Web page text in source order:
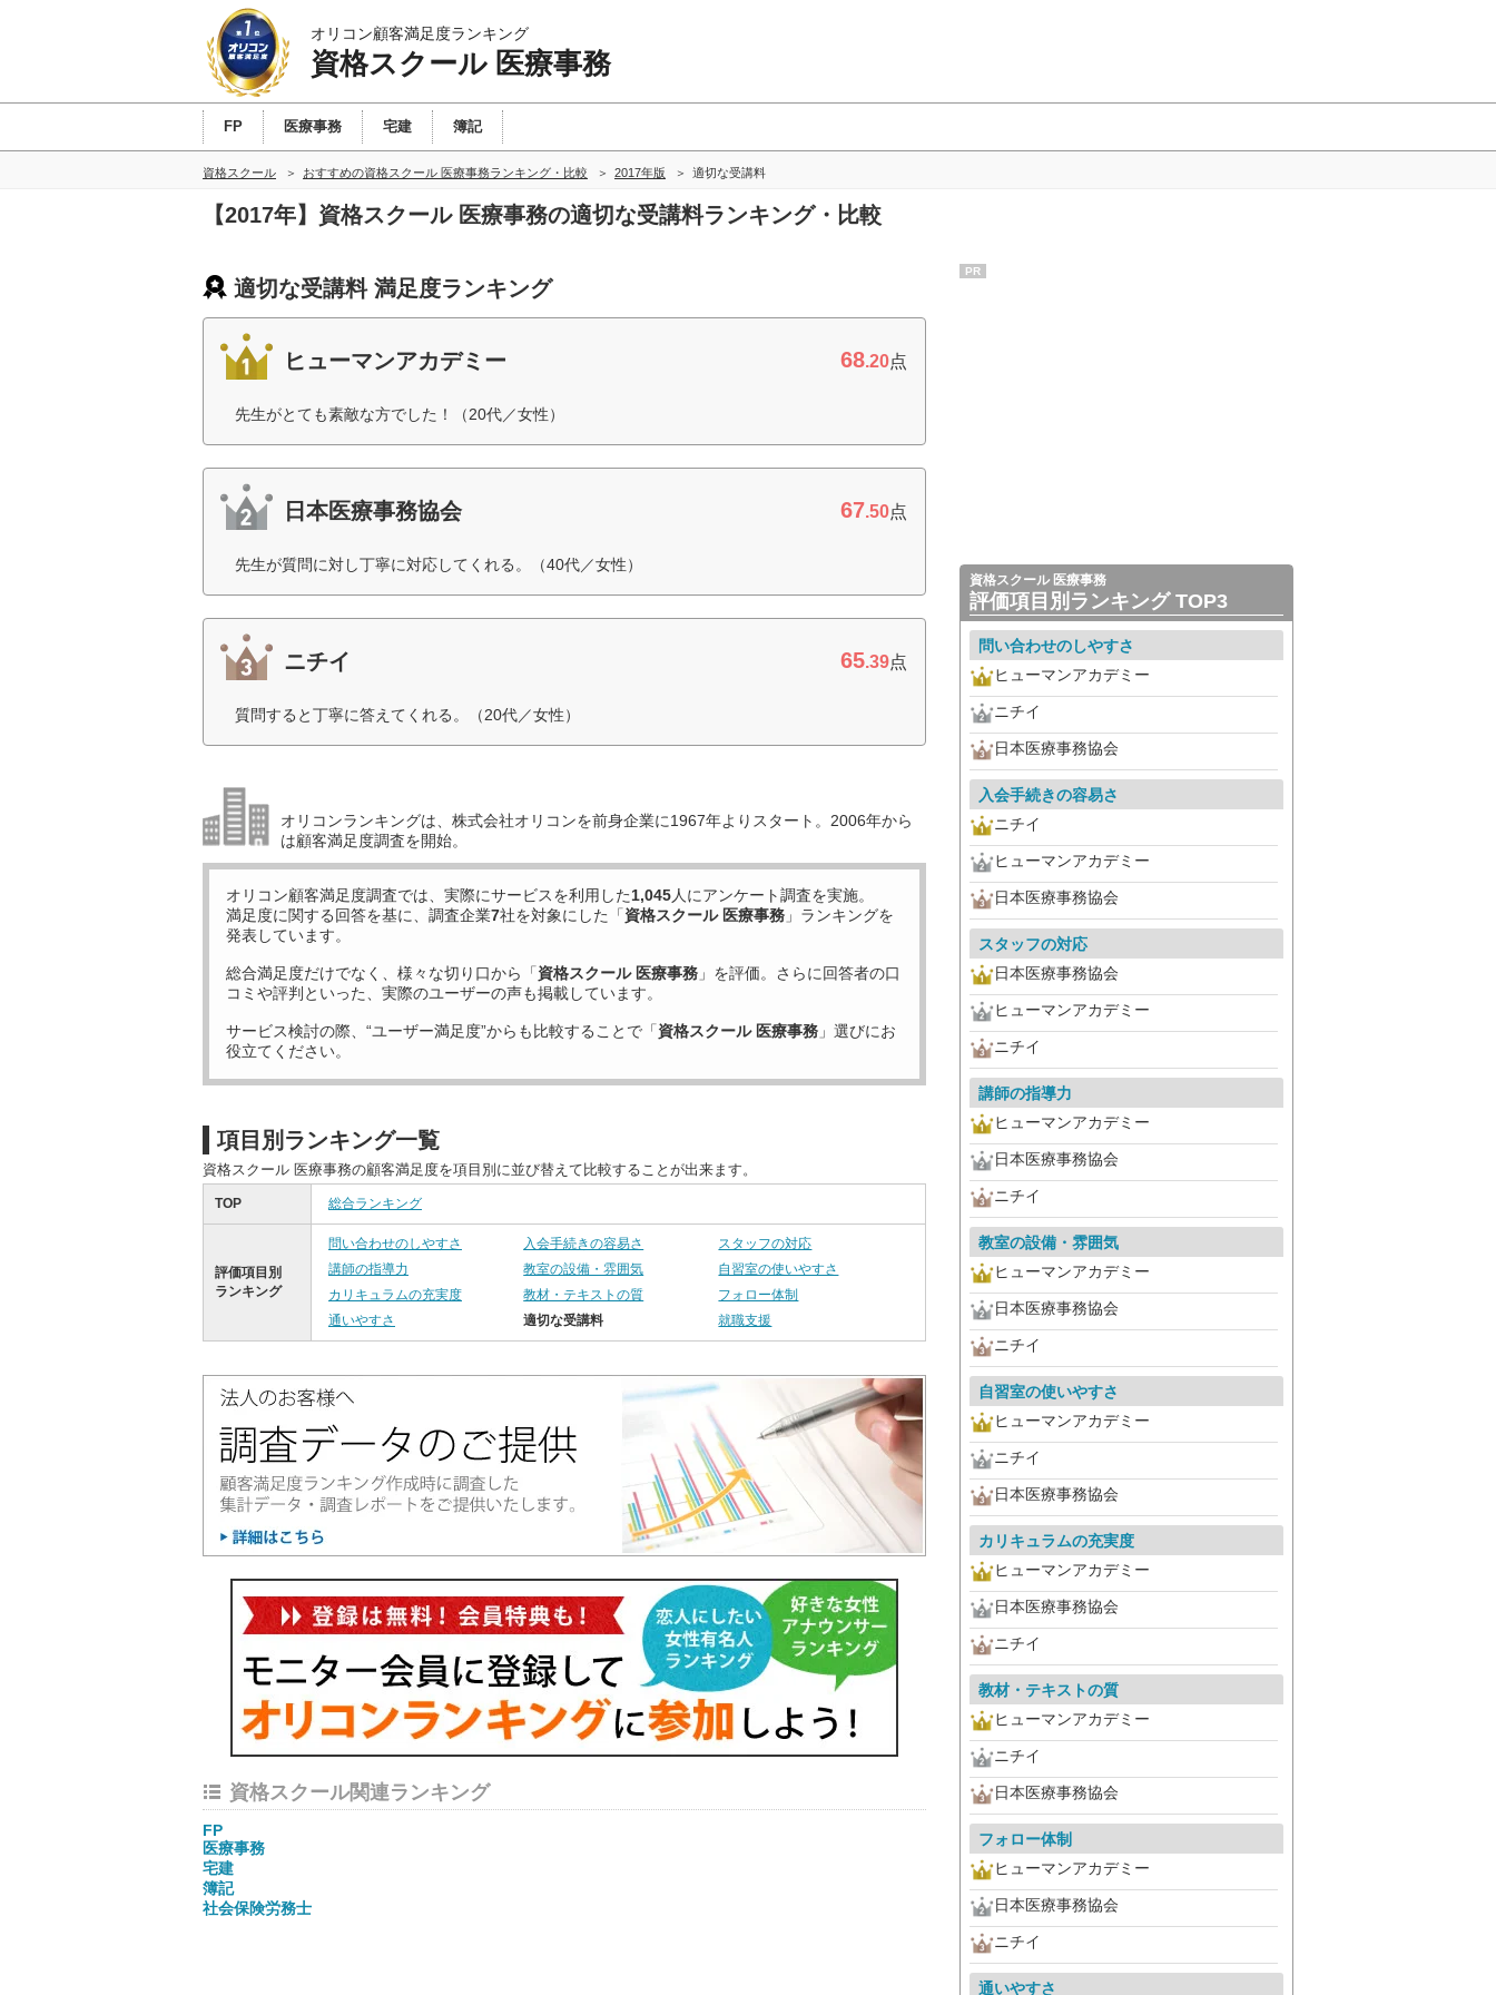
オリコン顧客満足度ランキング
資格スクール 医療事務
FP 医療事務 宅建 簿記
資格スクール おすすめの資格スクール 医療事務ランキング・比較 2017年版 適切な受講料
【2017年】資格スクール 医療事務の適切な受講料ランキング・比較
適切な受講料 満足度ランキング
ヒューマンアカデミー 68.20点
先生がとても素敵な方でした！（20代／女性）
日本医療事務協会 67.50点
先生が質問に対し丁寧に対応してくれる。（40代／女性）
ニチイ 65.39点
質問すると丁寧に答えてくれる。（20代／女性）
オリコンランキングは、株式会社オリコンを前身企業に1967年よりスタート。2006年から
は顧客満足度調査を開始。
オリコン顧客満足度調査では、実際にサービスを利用した1,045人にアンケート調査を実施。
満足度に関する回答を基に、調査企業7社を対象にした「資格スクール 医療事務 」ランキングを
発表しています。
総合満足度だけでなく、様々な切り口から「資格スクール 医療事務 」を評価。さらに回答者の口
コミや評判といった、実際のユーザーの声も掲載しています。
サービス検討の際、“ユーザー満足度”からも比較することで「資格スクール 医療事務 」選びにお
役立てください。
項目別ランキング一覧
資格スクール 医療事務の顧客満足度を項目別に並び替えて比較することが出来ます。
TOP 総合ランキング
評価項目別
ランキング
問い合わせのしやすさ 入会手続きの容易さ
スタッフの対応
講師の指導力
教室の設備・雰囲気
自習室の使いやすさ
カリキュラムの充実度
教材・テキストの質
フォロー体制
通いやすさ
適切な受講料 就職支援
資格スクール関連ランキング
FP
医療事務
宅建
簿記
社会保険労務士
PR
資格スクール 医療事務
評価項目別ランキング TOP3
問い合わせのしやすさ
ヒューマンアカデミー
ニチイ
日本医療事務協会
入会手続きの容易さ
ニチイ
ヒューマンアカデミー
日本医療事務協会
スタッフの対応
日本医療事務協会
ヒューマンアカデミー
ニチイ
講師の指導力
ヒューマンアカデミー
日本医療事務協会
ニチイ
教室の設備・雰囲気
ヒューマンアカデミー
日本医療事務協会
ニチイ
自習室の使いやすさ
ヒューマンアカデミー
ニチイ
日本医療事務協会
カリキュラムの充実度
ヒューマンアカデミー
日本医療事務協会
ニチイ
教材・テキストの質
ヒューマンアカデミー
ニチイ
日本医療事務協会
フォロー体制
ヒューマンアカデミー
日本医療事務協会
ニチイ
通いやすさ